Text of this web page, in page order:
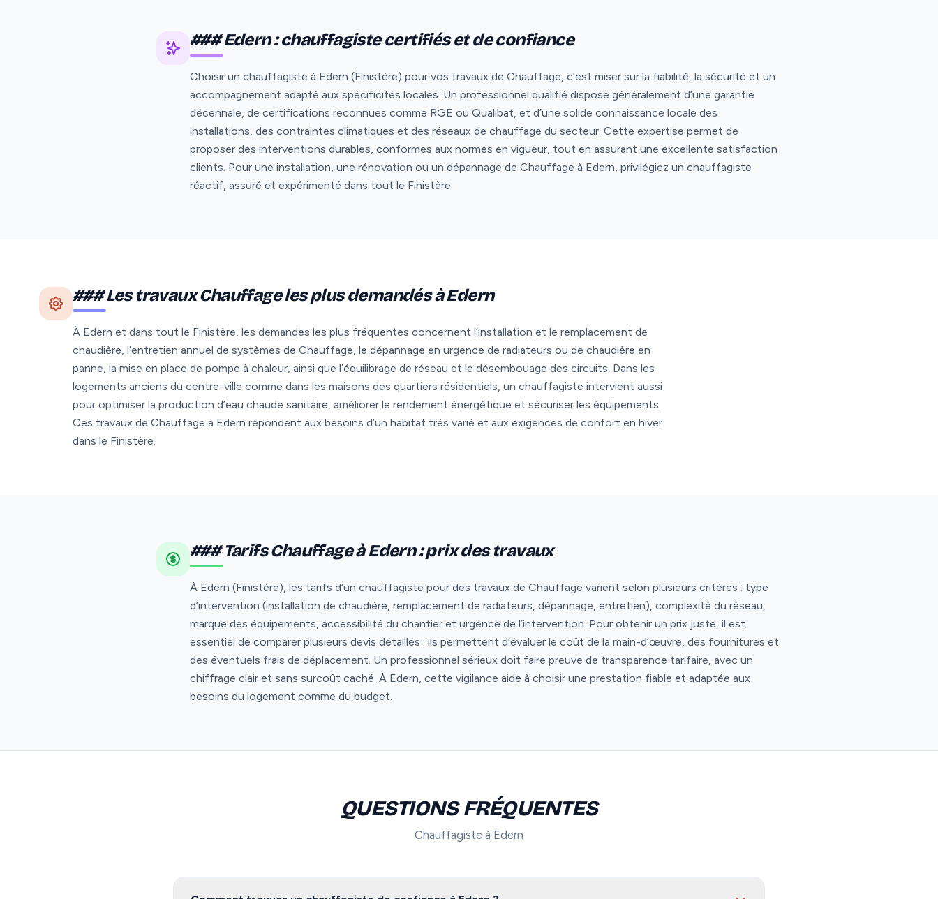
### Edern : chauffagiste certifiés et de confiance
Choisir un chauffagiste à Edern (Finistère) pour vos travaux de Chauffage, c’est miser sur la fiabilité, la sécurité et un
accompagnement adapté aux spécificités locales. Un professionnel qualifié dispose généralement d’une garantie
décennale, de certifications reconnues comme RGE ou Qualibat, et d’une solide connaissance locale des
installations, des contraintes climatiques et des réseaux de chauffage du secteur. Cette expertise permet de
proposer des interventions durables, conformes aux normes en vigueur, tout en assurant une excellente satisfaction
clients. Pour une installation, une rénovation ou un dépannage de Chauffage à Edern, privilégiez un chauffagiste
réactif, assuré et expérimenté dans tout le Finistère.
### Les travaux Chauffage les plus demandés à Edern
À Edern et dans tout le Finistère, les demandes les plus fréquentes concernent l’installation et le remplacement de
chaudière, l’entretien annuel de systèmes de Chauffage, le dépannage en urgence de radiateurs ou de chaudière en
panne, la mise en place de pompe à chaleur, ainsi que l’équilibrage de réseau et le désembouage des circuits. Dans les
logements anciens du centre-ville comme dans les maisons des quartiers résidentiels, un chauffagiste intervient aussi
pour optimiser la production d’eau chaude sanitaire, améliorer le rendement énergétique et sécuriser les équipements.
Ces travaux de Chauffage à Edern répondent aux besoins d’un habitat très varié et aux exigences de confort en hiver
dans le Finistère.
### Tarifs Chauffage à Edern : prix des travaux
À Edern (Finistère), les tarifs d’un chauffagiste pour des travaux de Chauffage varient selon plusieurs critères : type
d’intervention (installation de chaudière, remplacement de radiateurs, dépannage, entretien), complexité du réseau,
marque des équipements, accessibilité du chantier et urgence de l’intervention. Pour obtenir un prix juste, il est
essentiel de comparer plusieurs devis détaillés : ils permettent d’évaluer le coût de la main-d’œuvre, des fournitures et
des éventuels frais de déplacement. Un professionnel sérieux doit faire preuve de transparence tarifaire, avec un
chiffrage clair et sans surcoût caché. À Edern, cette vigilance aide à choisir une prestation fiable et adaptée aux
besoins du logement comme du budget.
QUESTIONS FRÉQUENTES
Chauffagiste à Edern